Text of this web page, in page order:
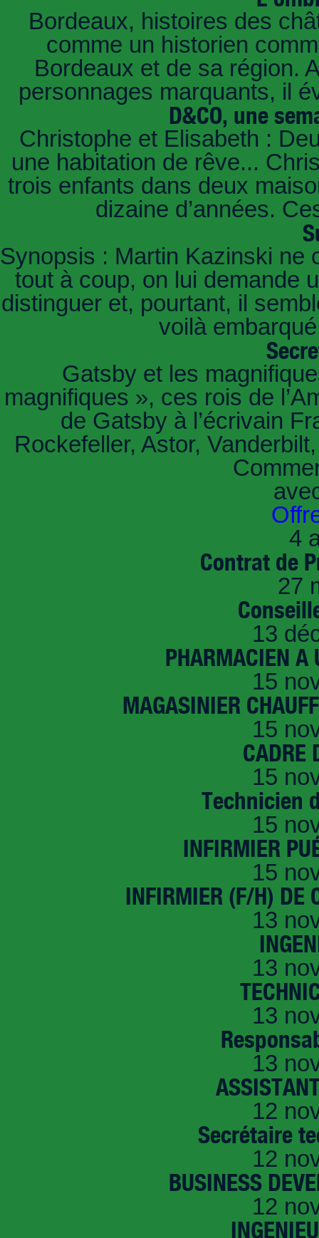
Bordeaux, histoires des
comme un historien
Bordeaux et de sa région.
personnages marquants, il
D&CO, une
Christophe et Elisabeth :
une habitation de rêve...
trois enfants dans deux
dizaine d’années.
Synopsis : Martin Kazinski ne
tout à coup, on lui demande
distinguer et, pourtant, il
voilà
Gatsby et les
magnifiques », ces rois de
de Gatsby à l’écrivain
Rockefeller, Astor,
4
Contrat de
27
13
PHARMACIEN A
15
MAGASINIER
15
CADRE
15
Technicien
15
INFIRMIER
15
INFIRMIER (F/H) DE
13
13
13
13
12
Secrétaire
12
BUSINESS
12